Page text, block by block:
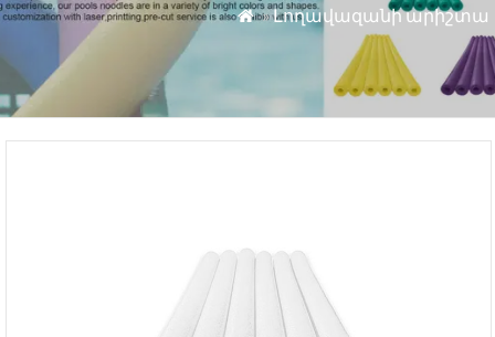
 »Լողավազանի արիշտա